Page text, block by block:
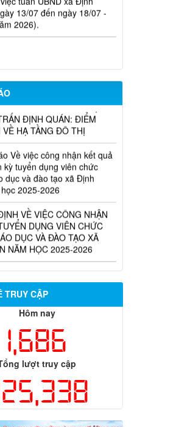
Về việc sắp xếp, điều
các ấp trên địa bàn xã
PHÊ DUYỆT QUY
TIẾT 1/500 KHU TÁI ĐỊNH
ĐỊNH QUÁN: ĐIỂM
Về việc công nhận kết quả
tuyển dụng viên chức
dục và đào tạo xã Định
2025-2026
VỀ VIỆC CÔNG NHẬN
DỤNG VIÊN CHỨC
DỤC VÀ ĐÀO TẠO XÃ
NĂM HỌC 2025-2026
TRUY CẬP
Hôm nay
1,686
lượt truy cập